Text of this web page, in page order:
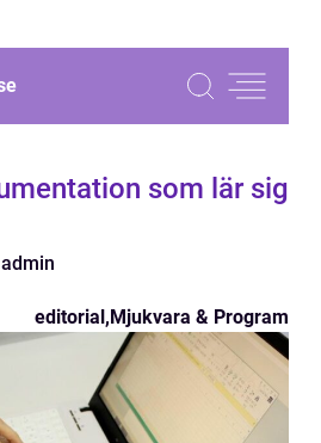
som lär sig
admin
editorial,Mjukvara & Program